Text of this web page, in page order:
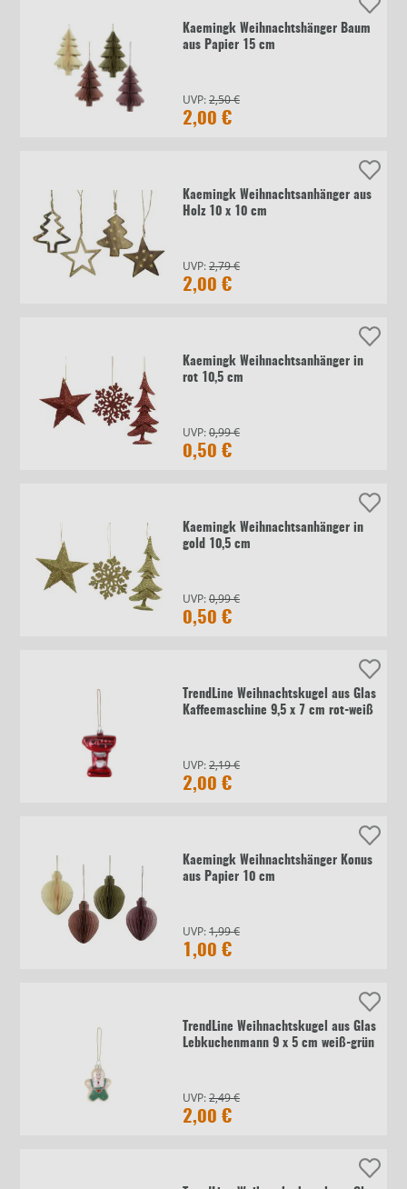
Kaemingk Weihnachtshänger Baum
aus Papier 15 cm
UVP:2,50 €
2,00 €
Kaemingk Weihnachtsanhänger aus
Holz 10 x 10 cm
UVP:2,79 €
2,00 €
Kaemingk Weihnachtsanhänger in
rot 10,5 cm
UVP:0,99 €
0,50 €
Kaemingk Weihnachtsanhänger in
gold 10,5 cm
UVP:0,99 €
0,50 €
TrendLine Weihnachtskugel aus Glas
Kaffeemaschine 9,5 x 7 cm rot-weiß
UVP:2,19 €
2,00 €
Kaemingk Weihnachtshänger Konus
aus Papier 10 cm
UVP:1,99 €
1,00 €
TrendLine Weihnachtskugel aus Glas
Lebkuchenmann 9 x 5 cm weiß-grün
UVP:2,49 €
2,00 €